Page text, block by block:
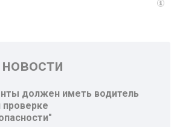
должен иметь водитель
проверке